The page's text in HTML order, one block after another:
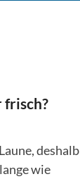
frisch?
deshalb
wie